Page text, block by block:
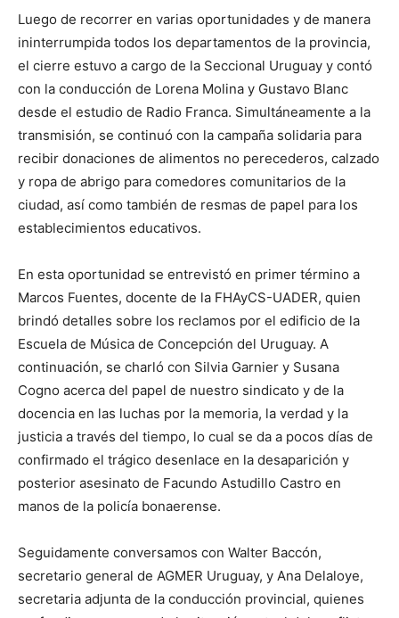
Luego de recorrer en varias oportunidades y de manera
ininterrumpida todos los departamentos de la provincia,
el cierre estuvo a cargo de la Seccional Uruguay y contó
con la conducción de Lorena Molina y Gustavo Blanc
desde el estudio de Radio Franca. Simultáneamente a la
transmisión, se continuó con la campaña solidaria para
recibir donaciones de alimentos no perecederos, calzado
y ropa de abrigo para comedores comunitarios de la
ciudad, así como también de resmas de papel para los
establecimientos educativos.
En esta oportunidad se entrevistó en primer término a
Marcos Fuentes, docente de la FHAyCS-UADER, quien
brindó detalles sobre los reclamos por el edificio de la
Escuela de Música de Concepción del Uruguay. A
continuación, se charló con Silvia Garnier y Susana
Cogno acerca del papel de nuestro sindicato y de la
docencia en las luchas por la memoria, la verdad y la
justicia a través del tiempo, lo cual se da a pocos días de
confirmado el trágico desenlace en la desaparición y
posterior asesinato de Facundo Astudillo Castro en
manos de la policía bonaerense.
Seguidamente conversamos con Walter Baccón,
secretario general de AGMER Uruguay, y Ana Delaloye,
secretaria adjunta de la conducción provincial, quienes